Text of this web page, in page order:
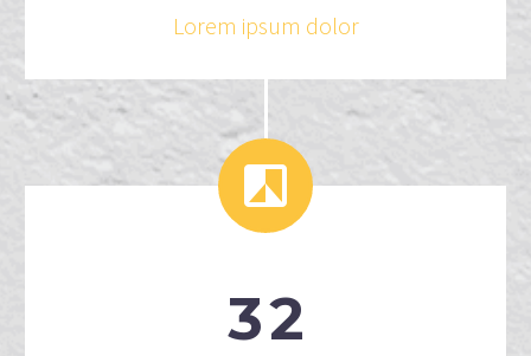
Lorem ipsum dolor


32